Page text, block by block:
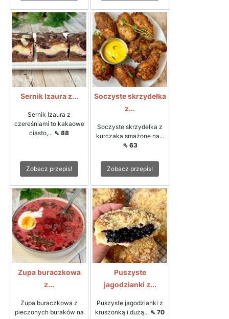
Sernik Izaura z...
Sernik Izaura z
czereśniami to kakaowe
ciasto,... ⇖ 88
Zobacz przepis!
Soczyste skrzydełka
z...
Soczyste skrzydełka z
kurczaka smażone na...
⇖ 63
Zobacz przepis!
Zupa buraczkowa
z...
Zupa buraczkowa z
pieczonych buraków na
Puszyste
jagodzianki z...
Puszyste jagodzianki z
kruszonką i dużą... ⇖ 70